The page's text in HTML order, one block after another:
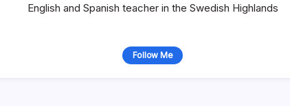
English and Spanish teacher in the Swedish Highlands
Follow Me